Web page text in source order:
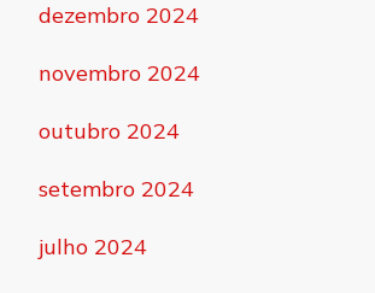
dezembro 2024
novembro 2024
outubro 2024
setembro 2024
julho 2024